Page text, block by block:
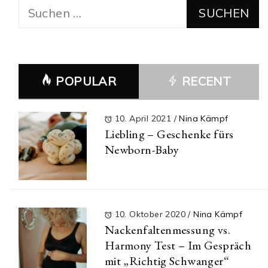
Suchen
POPULAR RECENT
10. April 2021 / Nina Kämpf
Liebling – Geschenke fürs
Newborn-Baby
10. Oktober 2020/ Nina Kämpf
Nackenfaltenmessung vs.
Harmony Test – Im Gespräch
mit „Richtig Schwanger“